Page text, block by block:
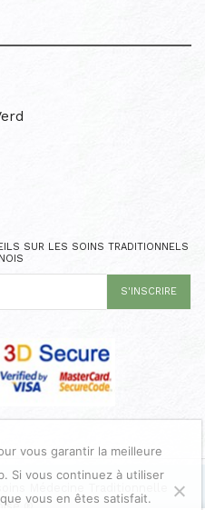
SUR LES SOINS TRADITIONNELS
Médecine Traditionnelle
®
vous garantir la meilleure
Si vous continuez à utiliser
vous en êtes satisfait.